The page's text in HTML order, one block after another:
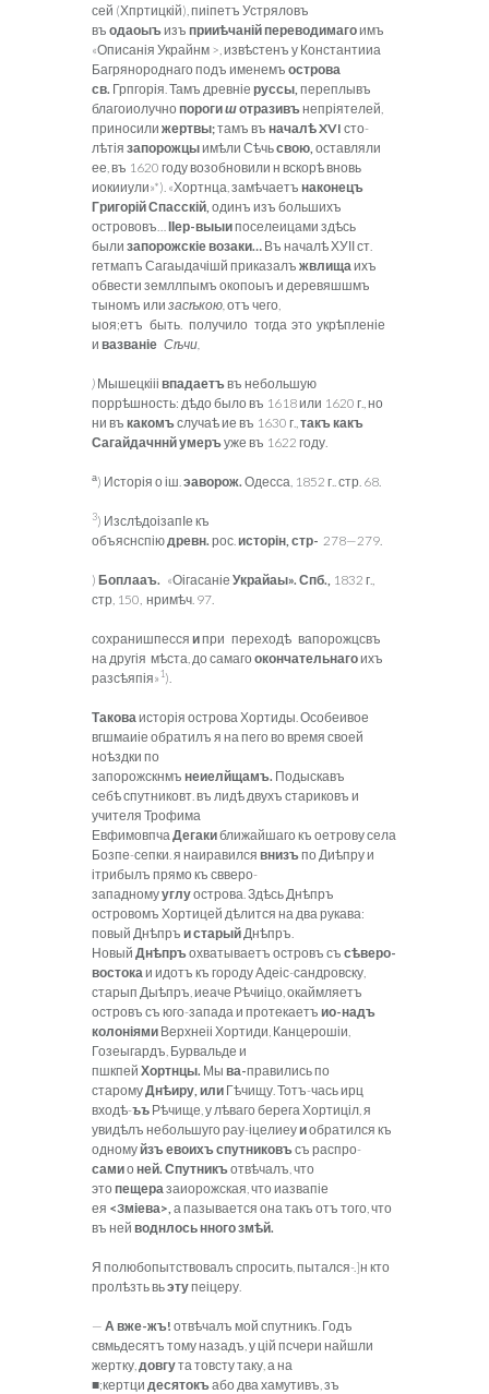
сей (Хпртицкій), пиіпетъ Устряловъ
въ одаоыъизъ прииѣчаній переводимагоимъ
«Описанія Украйнм >, извѣстенъ у Константииа
Багрянороднаго подъ именемъ острова
св. Грпгорія. Тамъ древніе руссы, переплывъ
благоиолучно порогишотразивънепріятелей,
приносили жертвы;тамъ въ началѣXVI сто-
лѣтія запорожцыимѣли Сѣчьсвою, оставляли
ее, въ 1620 году возобновили н вскорѣ вновь
иокииули»*). «Хортнца, замѣчаетъ наконецъ
Григорій Спасскій, одинъ изъ большихъ
острововъ… ІІер-выыипоселеицами здѣсь
были запорожскіе возаки… Въ началѣ ХУІІ ст.
гетмапъ Сагаыдачішй приказалъ жвлища ихъ
обвести земллпымъ окопоыъ и деревяшшмъ
тыномъ или засѣкою, отъ чего,
ыоя;етъ быть. получило тогда это укрѣпленіе
и вазваніе Сѣчи,
) Мышецкііі впадаетъвъ небольшую
поррѣшность: дѣдо было въ 1618 или 1620 г., но
ни въ какомъслучаѣ ие въ 1630 г., такъ какъ
Сагайдачннй умеръуже въ 1622 году.
а) Исторія о іш. эаворож. Одесса, 1852 г.. стр. 68.
3) ИзслѣдоізапІе къ
объяснспію древн. рос. исторін, стр- 278—279.
) Боплааъ. «Оігасаніе Украйаы». Спб., 1832 г.,
стр, 150, нримѣч. 97.
сохранишпесся ипри переходѣ вапорожцсвъ
на другія мѣста, до самаго окончательнагоихъ
разсѣяпія»1).
Такова исторія острова Хортиды. Особеивое
вгшмаиіе обратилъ я на пего во время своей
ноѣздки по
запорожскнмъ неиелйщамъ. Подыскавъ
себѣ спутниковт. въ лидѣ двухъ стариковъ и
учителя Трофима
Евфимовпча Дегакиближайшаго къ оетрову села
Бозпе-сепки. я наиравился внизъпо Диѣпру и
ітрибылъ прямо къ свверо-
западномууглуострова. Здѣсь Днѣпръ
островомъ Хортицей дѣлится на два рукава:
повый Днѣпръ и старый Днѣпръ.
Новый Днѣпръохватываетъ островъ съ сѣверо-
востока и идотъ къ городу Адеіс-сандровску,
старып Дыѣпръ, иеаче Рѣчиіцо, окаймляетъ
островъ съ юго-запада и протекаетъ ио-надъ
колоніями Верхнеіі Хортиди, Канцерошіи,
Гозеыгардъ, Бурвальде и
пшкпей Хортнцы. Мы ва-правились по
старомуДнѣиру, или Гѣчищу. Тотъ-чась ирц
входѣ-ъъ Рѣчище, у лѣваго берега Хортиціл, я
увидѣлъ небольшуго рау-іцелиеуиобратился къ
одномуйзъ евоихъ спутниковъсъ распро-
самио ней. Спутникъотвѣчалъ, что
это пещера заиорожская, что иазвапіе
ея <3міева>, а пазывается она такъ отъ того, что
въ ней воднлось нного змѣй.
Я полюбопытствовалъ спросить, пытался-.]н кто
пролѣзть вьэтупеіцеру.
— А вже-жъ! отвѣчалъ мой спутникъ. Годъ
свмьдесятъ тому назадъ, у цій псчери найшли
жертку, довгута товсту таку, а на
■;кертци десятокъабо два хамутивъ, зъ